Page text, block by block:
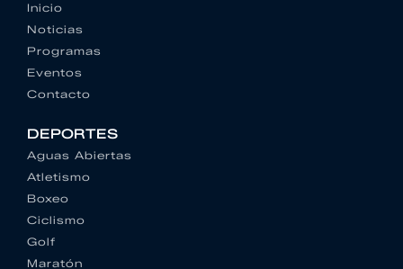
Inicio
Noticias
Programas
Eventos
Contacto
DEPORTES
Aguas Abiertas
Atletismo
Boxeo
Ciclismo
Golf
Maratón